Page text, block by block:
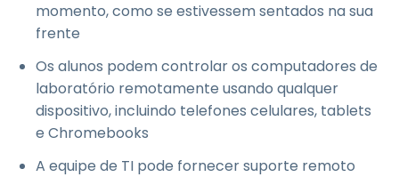
momento, como se estivessem sentados na sua
frente
Os alunos podem controlar os computadores de
laboratório remotamente usando qualquer
dispositivo, incluindo telefones celulares, tablets
e Chromebooks
A equipe de TI pode fornecer suporte remoto